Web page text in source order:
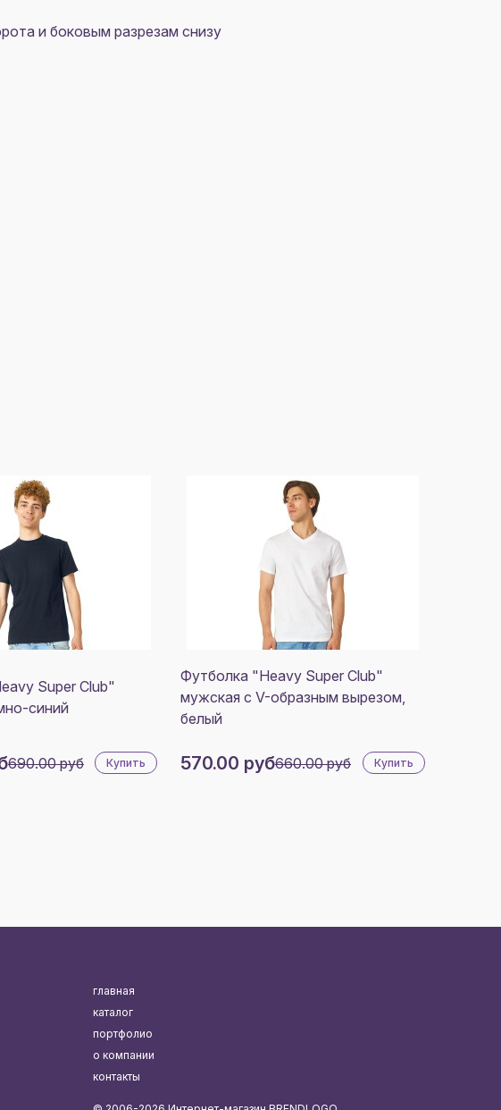
и боковым разрезам снизу
Super Club"
синий
690.00 руб Купить
Футболка "Heavy Super Club"
мужская с V-образным вырезом,
белый
570.00 руб660.00 руб Купить
главная
каталог
портфолио
о компании
контакты